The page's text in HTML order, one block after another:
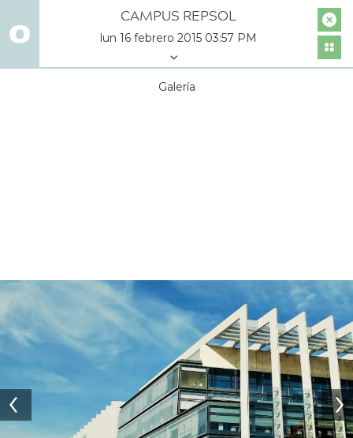
CAMPUS REPSOL
lun 16 febrero 2015 03:57 PM
Galería